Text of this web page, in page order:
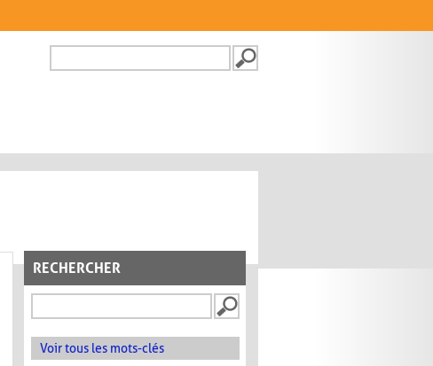
FORMULAIRE DE
RECHERCHER
Voir tous les mots-clés